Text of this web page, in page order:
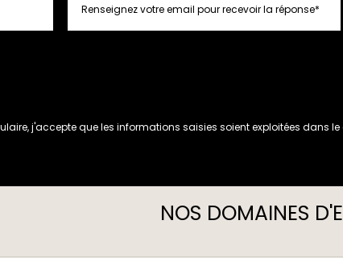
j'accepte que les informations saisies soient exploitées dans
NOS DOMAINES